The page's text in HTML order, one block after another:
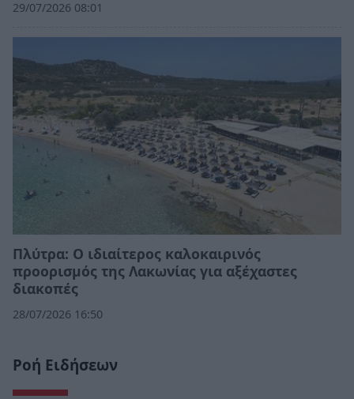
29/07/2026 08:01
Πλύτρα: Ο ιδιαίτερος καλοκαιρινός
προορισμός της Λακωνίας για αξέχαστες
διακοπές
28/07/2026 16:50
Ροή Ειδήσεων